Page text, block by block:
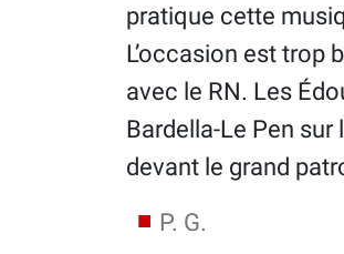
pratique cette
L’occasion est trop
avec le RN. Les
Bardella-Le Pen
devant le grand
P. G.